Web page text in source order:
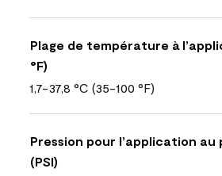
Plage de température à
°F)
1,7-37,8 °C (35-100 °F)
Pression pour l’application
(PSI)